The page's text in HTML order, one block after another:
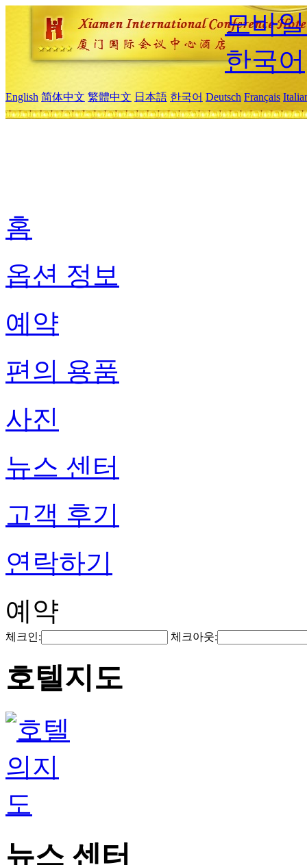
모바
한국어
English 简体中文 繁體中文 日本語 한국어 Deutsch Français
홈
옵션 정보
예약
편의 용품
사진
뉴스 센터
고객 후기
연락하기
예약
체크인: 체크아웃:
호텔지도
뉴스 센터